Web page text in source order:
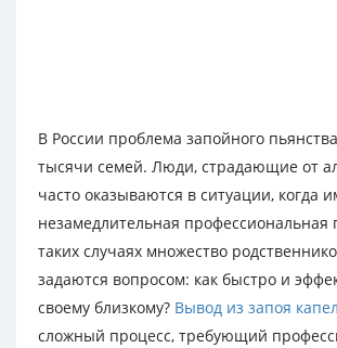
В России проблема запойного
тысячи семей. Люди, страдающие от
часто оказываются в ситуации, когда
незамедлительная
таких случаях множество
задаются вопросом: как быстро и
своему близкому? Вывод из запоя
сложный процесс, требующий